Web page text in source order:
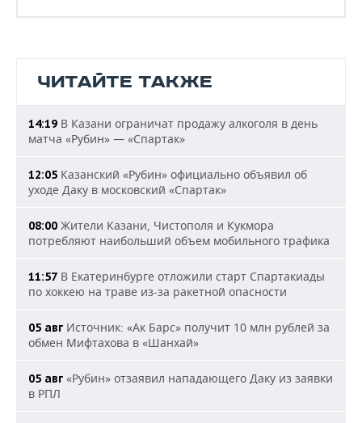
ЧИТАЙТЕ ТАКЖЕ
14:19 В Казани ограничат продажу алкоголя в день
матча «Рубин» — «Спартак»
12:05 Казанский «Рубин» официально объявил об
уходе Даку в московский «Спартак»
08:00 Жители Казани, Чистополя и Кукмора
потребляют наибольший объем мобильного трафика
11:57 В Екатеринбурге отложили старт Спартакиады
по хоккею на траве из-за ракетной опасности
05 авг Источник: «Ак Барс» получит 10 млн рублей за
обмен Мифтахова в «Шанхай»
05 авг «Рубин» отзаявил нападающего Даку из заявки
в РПЛ